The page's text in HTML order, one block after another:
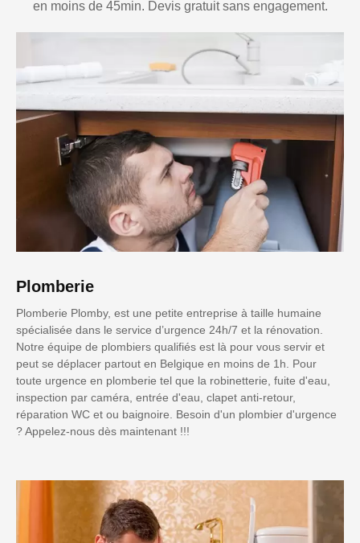
en moins de 45min. Devis gratuit sans engagement.
Plomberie
Plomberie Plomby, est une petite entreprise à taille humaine
spécialisée dans le service d’urgence 24h/7 et la rénovation.
Notre équipe de plombiers qualifiés est là pour vous servir et
peut se déplacer partout en Belgique en moins de 1h. Pour
toute urgence en plomberie tel que la robinetterie, fuite d'eau,
inspection par caméra, entrée d'eau, clapet anti-retour,
réparation WC et ou baignoire. Besoin d'un plombier d'urgence
? Appelez-nous dès maintenant !!!